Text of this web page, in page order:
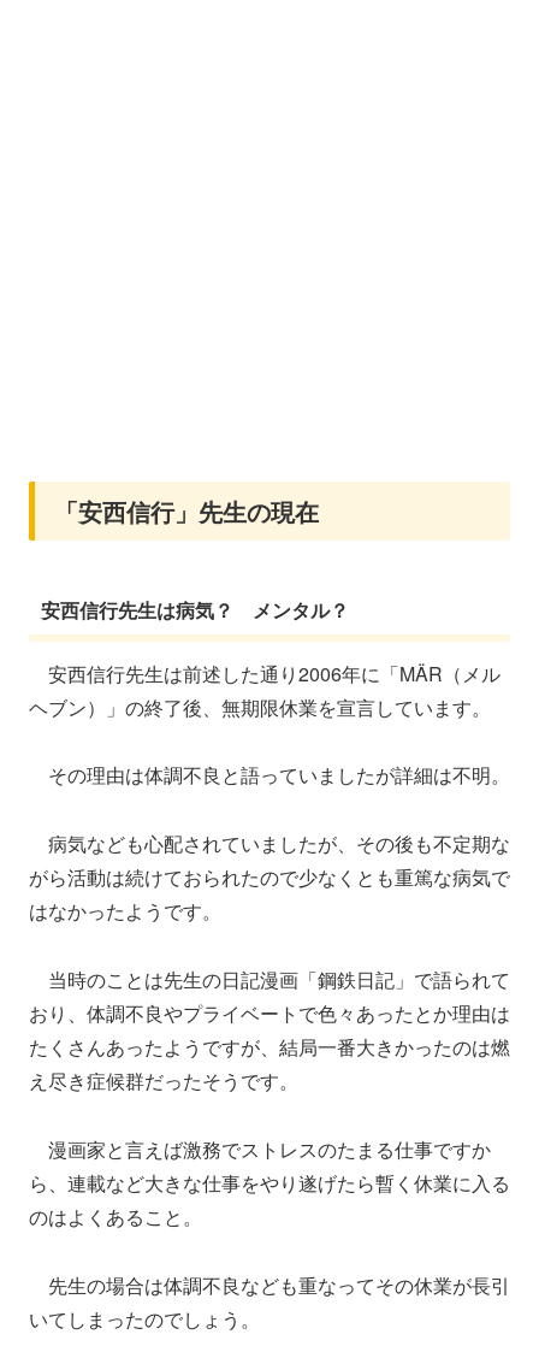
「安西信行」先生の現在
安西信行先生は病気？ メンタル？
安西信行先生は前述した通り2006年に「MÄR（メル
ヘブン）」の終了後、無期限休業を宣言しています。
その理由は体調不良と語っていましたが詳細は不明。
病気なども心配されていましたが、その後も不定期な
がら活動は続けておられたので少なくとも重篤な病気で
はなかったようです。
当時のことは先生の日記漫画「鋼鉄日記」で語られて
おり、体調不良やプライベートで色々あったとか理由は
たくさんあったようですが、結局一番大きかったのは燃
え尽き症候群だったそうです。
漫画家と言えば激務でストレスのたまる仕事ですか
ら、連載など大きな仕事をやり遂げたら暫く休業に入る
のはよくあること。
先生の場合は体調不良なども重なってその休業が長引
いてしまったのでしょう。